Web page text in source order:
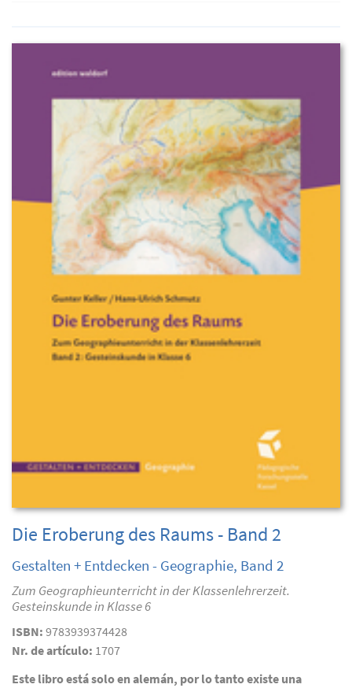
Die Eroberung des Raums - Band 2
Gestalten + Entdecken - Geographie, Band 2
Zum Geographieunterricht in der Klassenlehrerzeit.
Gesteinskunde in Klasse 6
ISBN: 9783939374428
Nr. de artículo: 1707
Este libro está solo en alemán, por lo tanto existe una